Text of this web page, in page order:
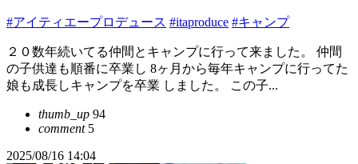
#アイティエープロデュース #itaproduce #キャンプ
２０数年続いてる仲間とキャンプに行って来ました。 仲間
の子供達も順番に卒業し 8ヶ月から毎年キャンプに行ってた
娘も成長しキャンプを卒業 しました。 この子...
thumb_up 94
comment5
2025/08/16 14:04